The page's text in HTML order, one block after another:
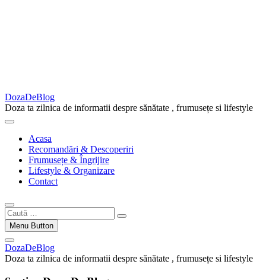
DozaDeBlog
Doza ta zilnica de informatii despre sănătate , frumusețe si lifestyle
Acasa
Recomandări & Descoperiri
Frumusețe & Îngrijire
Lifestyle & Organizare
Contact
Caută
…Menu Button
DozaDeBlog
Doza ta zilnica de informatii despre sănătate , frumusețe si lifestyle